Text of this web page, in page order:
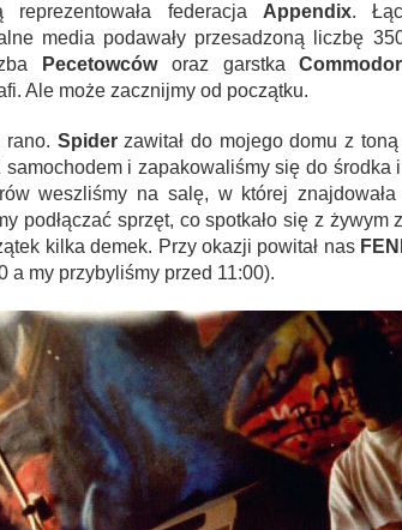
federacja Appendix.
media podawały przesadzoną liczbę
Pecetowcóworaz garstka
Ale może zacznijmy od początku.
rano. Spiderzawitał do mojego domu z toną
samochodem i zapakowaliśmy się do
weszliśmy na salę, w której
podłączać sprzęt, co spotkało się z
kilka demek. Przy okazji powitał nas
a my przybyliśmy przed 11:00).